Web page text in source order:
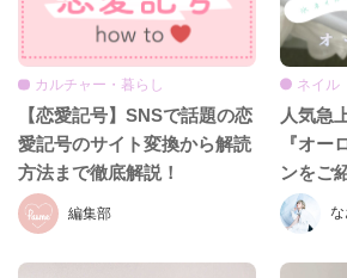
編集部
カルチャー・暮らし
【恋愛記号】SNSで話題の恋
愛記号のサイト変換から解読
方法まで徹底解説！
な
ネイル
人気急
『オー
ンをご